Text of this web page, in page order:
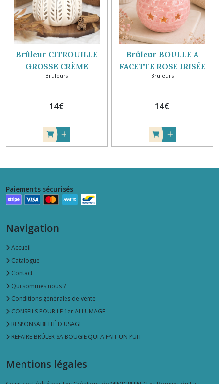
Brûleur CITROUILLE
GROSSE CRÈME
Bruleurs
14€
Brûleur BOULLE A
FACETTE ROSE IRISÉE
Bruleurs
14€
Paiements sécurisés
Navigation
Accueil
Catalogue
Contact
Qui sommes nous ?
Conditions générales de vente
CONSEILS POUR LE 1er ALLUMAGE
RESPONSABILITÉ D'USAGE
REFAIRE BRÛLER SA BOUGIE QUI A FAIT UN PUIT
Mentions légales